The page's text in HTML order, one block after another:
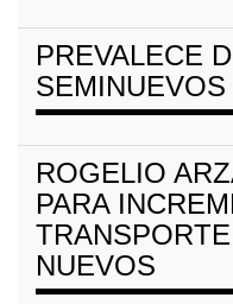
PREVALECE
ROGELIO
PARA
NUEVOS